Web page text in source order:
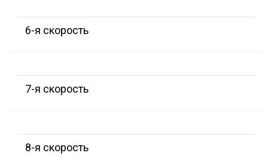
6-я скорость
7-я скорость
8-я скорость